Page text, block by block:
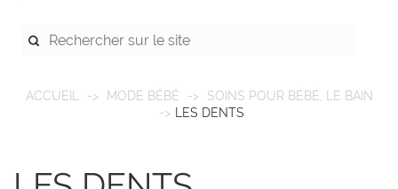
ACCUEIL MODE BÉBÉ
SOINS POUR BÉBÉ, LE BAIN
LES DENTS